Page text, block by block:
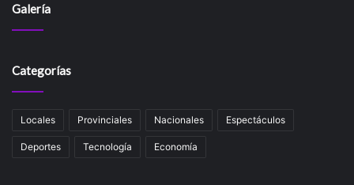
Galería
Categorías
Locales Provinciales Nacionales Espectáculos
Deportes Tecnología Economía